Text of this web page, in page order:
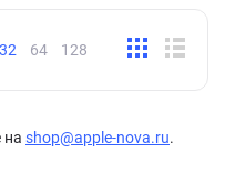
32 64 128
на shop@apple-nova.ru.